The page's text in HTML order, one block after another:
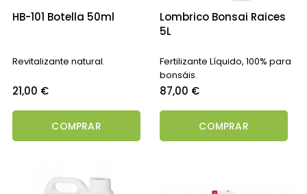
HB-101 Botella 50ml
Revitalizante natural.
Precio
21,00 €
COMPRAR
Lombrico Bonsai Raices
5L
Fertilizante Líquido, 100% para
bonsáis.
Precio
87,00 €
COMPRAR